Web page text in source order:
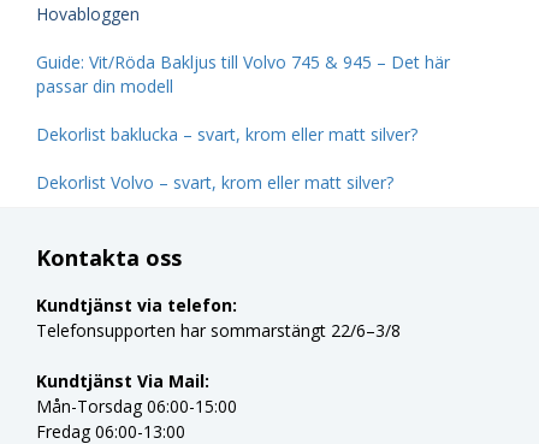
Hovabloggen
Guide: Vit/Röda Bakljus till Volvo 745 & 945 – Det här
passar din modell
Dekorlist baklucka – svart, krom eller matt silver?
Dekorlist Volvo – svart, krom eller matt silver?
Kontakta oss
Kundtjänst via telefon:
Telefonsupporten har sommarstängt 22/6–3/8
Kundtjänst Via Mail:
Mån-Torsdag 06:00-15:00
Fredag 06:00-13:00